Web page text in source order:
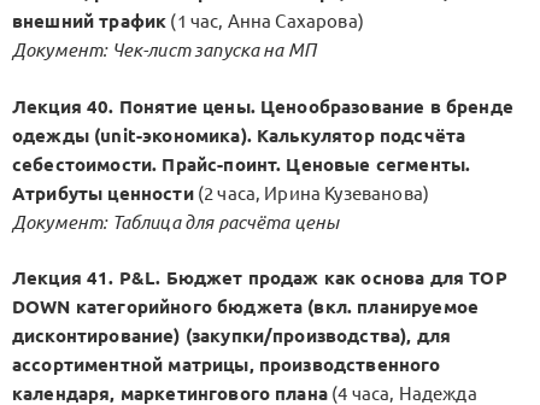
внешний трафик (1 час, Анна Сахарова)
Документ: Чек-лист запуска на МП
Лекция 40. Понятие цены. Ценообразование в бренде
одежды (unit-экономика). Калькулятор подсчёта
себестоимости. Прайс-поинт. Ценовые сегменты.
Атрибуты ценности(2 часа, Ирина Кузеванова)
Документ: Таблица для расчёта цены
Лекция 41. P&L. Бюджет продаж как основа для TOP
DOWN категорийного бюджета (вкл. планируемое
дисконтирование) (закупки/производства), для
ассортиментной матрицы, производственного
календаря, маркетингового плана(4 часа, Надежда